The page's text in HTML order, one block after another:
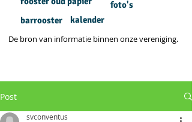
barrooster
foto's
kalender
De bron van informatie binnen onze vereniging.
Post
svconventus